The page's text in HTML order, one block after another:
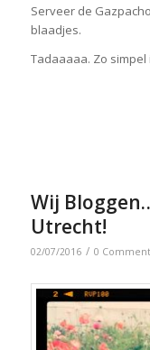
Serveer de
blaadjes.
Tadaaaaa. Zo simpel
Wij
Utrecht!
02/07/2016 / 0